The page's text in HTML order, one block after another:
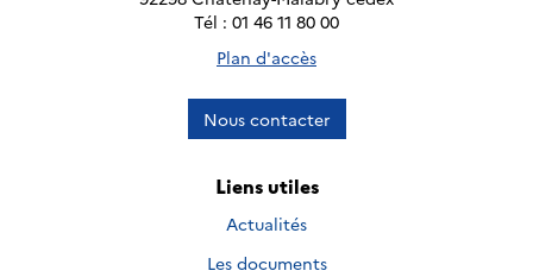
Tél : 01 46 11 80 00
Plan d'accès
Nous contacter
Liens utiles
Actualités
Les documents